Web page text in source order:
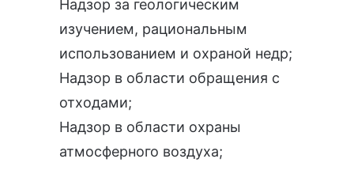
Надзор за геологическим
изучением, рациональным
использованием и охраной недр;
Надзор в области обращения с
отходами;
Надзор в области охраны
атмосферного воздуха;